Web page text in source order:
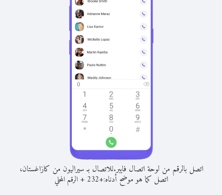
اتصل بالرقم من لوحة اتصال فايبر.للاتصال بـ سيراليون من كازاغستان،
اتصل كما هو موضح أدناه:+
232
+الرقم المحلي